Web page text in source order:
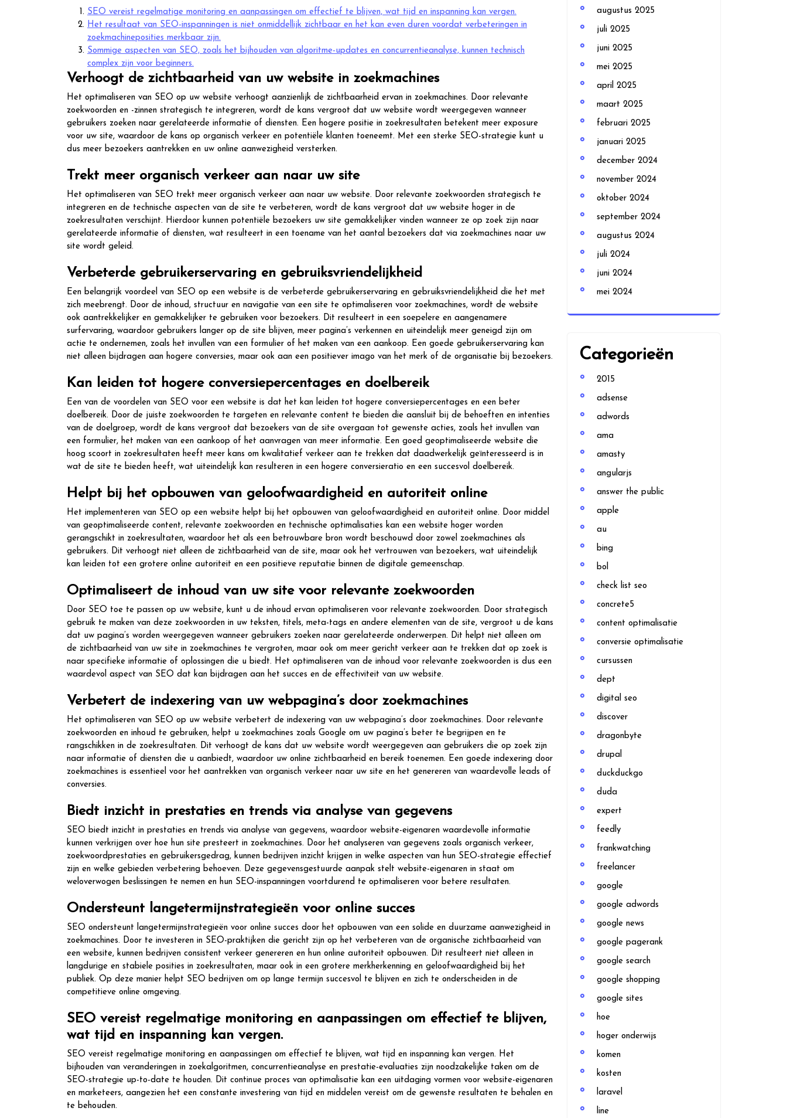
SEO vereist regelmatige monitoring en aanpassingen om effectief te blijven, wat tijd en inspanning kan vergen.
Het resultaat van SEO-inspanningen is niet onmiddellijk zichtbaar en het kan even duren voordat verbeteringen in
zoekmachineposities merkbaar zijn.
Sommige aspecten van SEO, zoals het bijhouden van algoritme-updates en concurrentieanalyse, kunnen technisch
complex zijn voor beginners.
Verhoogt de zichtbaarheid van uw website in zoekmachines
Het optimaliseren van SEO op uw website verhoogt aanzienlijk de zichtbaarheid ervan in zoekmachines. Door relevante
zoekwoorden en -zinnen strategisch te integreren, wordt de kans vergroot dat uw website wordt weergegeven wanneer
gebruikers zoeken naar gerelateerde informatie of diensten. Een hogere positie in zoekresultaten betekent meer exposure
voor uw site, waardoor de kans op organisch verkeer en potentiële klanten toeneemt. Met een sterke SEO-strategie kunt u
dus meer bezoekers aantrekken en uw online aanwezigheid versterken.
Trekt meer organisch verkeer aan naar uw site
Het optimaliseren van SEO trekt meer organisch verkeer aan naar uw website. Door relevante zoekwoorden strategisch te
integreren en de technische aspecten van de site te verbeteren, wordt de kans vergroot dat uw website hoger in de
zoekresultaten verschijnt. Hierdoor kunnen potentiële bezoekers uw site gemakkelijker vinden wanneer ze op zoek zijn naar
gerelateerde informatie of diensten, wat resulteert in een toename van het aantal bezoekers dat via zoekmachines naar uw
site wordt geleid.
Verbeterde gebruikerservaring en gebruiksvriendelijkheid
Een belangrijk voordeel van SEO op een website is de verbeterde gebruikerservaring en gebruiksvriendelijkheid die het met
zich meebrengt. Door de inhoud, structuur en navigatie van een site te optimaliseren voor zoekmachines, wordt de website
ook aantrekkelijker en gemakkelijker te gebruiken voor bezoekers. Dit resulteert in een soepelere en aangenamere
surfervaring, waardoor gebruikers langer op de site blijven, meer pagina’s verkennen en uiteindelijk meer geneigd zijn om
actie te ondernemen, zoals het invullen van een formulier of het maken van een aankoop. Een goede gebruikerservaring kan
niet alleen bijdragen aan hogere conversies, maar ook aan een positiever imago van het merk of de organisatie bij bezoekers.
Kan leiden tot hogere conversiepercentages en doelbereik
Een van de voordelen van SEO voor een website is dat het kan leiden tot hogere conversiepercentages en een beter
doelbereik. Door de juiste zoekwoorden te targeten en relevante content te bieden die aansluit bij de behoeften en intenties
van de doelgroep, wordt de kans vergroot dat bezoekers van de site overgaan tot gewenste acties, zoals het invullen van
een formulier, het maken van een aankoop of het aanvragen van meer informatie. Een goed geoptimaliseerde website die
hoog scoort in zoekresultaten heeft meer kans om kwalitatief verkeer aan te trekken dat daadwerkelijk geïnteresseerd is in
wat de site te bieden heeft, wat uiteindelijk kan resulteren in een hogere conversieratio en een succesvol doelbereik.
Helpt bij het opbouwen van geloofwaardigheid en autoriteit online
Het implementeren van SEO op een website helpt bij het opbouwen van geloofwaardigheid en autoriteit online. Door middel
van geoptimaliseerde content, relevante zoekwoorden en technische optimalisaties kan een website hoger worden
gerangschikt in zoekresultaten, waardoor het als een betrouwbare bron wordt beschouwd door zowel zoekmachines als
gebruikers. Dit verhoogt niet alleen de zichtbaarheid van de site, maar ook het vertrouwen van bezoekers, wat uiteindelijk
kan leiden tot een grotere online autoriteit en een positieve reputatie binnen de digitale gemeenschap.
Optimaliseert de inhoud van uw site voor relevante zoekwoorden
Door SEO toe te passen op uw website, kunt u de inhoud ervan optimaliseren voor relevante zoekwoorden. Door strategisch
gebruik te maken van deze zoekwoorden in uw teksten, titels, meta-tags en andere elementen van de site, vergroot u de kans
dat uw pagina’s worden weergegeven wanneer gebruikers zoeken naar gerelateerde onderwerpen. Dit helpt niet alleen om
de zichtbaarheid van uw site in zoekmachines te vergroten, maar ook om meer gericht verkeer aan te trekken dat op zoek is
naar specifieke informatie of oplossingen die u biedt. Het optimaliseren van de inhoud voor relevante zoekwoorden is dus een
waardevol aspect van SEO dat kan bijdragen aan het succes en de effectiviteit van uw website.
Verbetert de indexering van uw webpagina’s door zoekmachines
Het optimaliseren van SEO op uw website verbetert de indexering van uw webpagina’s door zoekmachines. Door relevante
zoekwoorden en inhoud te gebruiken, helpt u zoekmachines zoals Google om uw pagina’s beter te begrijpen en te
rangschikken in de zoekresultaten. Dit verhoogt de kans dat uw website wordt weergegeven aan gebruikers die op zoek zijn
naar informatie of diensten die u aanbiedt, waardoor uw online zichtbaarheid en bereik toenemen. Een goede indexering door
zoekmachines is essentieel voor het aantrekken van organisch verkeer naar uw site en het genereren van waardevolle leads of
conversies.
Biedt inzicht in prestaties en trends via analyse van gegevens
SEO biedt inzicht in prestaties en trends via analyse van gegevens, waardoor website-eigenaren waardevolle informatie
kunnen verkrijgen over hoe hun site presteert in zoekmachines. Door het analyseren van gegevens zoals organisch verkeer,
zoekwoordprestaties en gebruikersgedrag, kunnen bedrijven inzicht krijgen in welke aspecten van hun SEO-strategie effectief
zijn en welke gebieden verbetering behoeven. Deze gegevensgestuurde aanpak stelt website-eigenaren in staat om
weloverwogen beslissingen te nemen en hun SEO-inspanningen voortdurend te optimaliseren voor betere resultaten.
Ondersteunt langetermijnstrategieën voor online succes
SEO ondersteunt langetermijnstrategieën voor online succes door het opbouwen van een solide en duurzame aanwezigheid in
zoekmachines. Door te investeren in SEO-praktijken die gericht zijn op het verbeteren van de organische zichtbaarheid van
een website, kunnen bedrijven consistent verkeer genereren en hun online autoriteit opbouwen. Dit resulteert niet alleen in
langdurige en stabiele posities in zoekresultaten, maar ook in een grotere merkherkenning en geloofwaardigheid bij het
publiek. Op deze manier helpt SEO bedrijven om op lange termijn succesvol te blijven en zich te onderscheiden in de
competitieve online omgeving.
SEO vereist regelmatige monitoring en aanpassingen om effectief te blijven,
wat tijd en inspanning kan vergen.
SEO vereist regelmatige monitoring en aanpassingen om effectief te blijven, wat tijd en inspanning kan vergen. Het
bijhouden van veranderingen in zoekalgoritmen, concurrentieanalyse en prestatie-evaluaties zijn noodzakelijke taken om de
SEO-strategie up-to-date te houden. Dit continue proces van optimalisatie kan een uitdaging vormen voor website-eigenaren
en marketeers, aangezien het een constante investering van tijd en middelen vereist om de gewenste resultaten te behalen en
te behouden.
augustus 2025
juli 2025
juni 2025
mei 2025
april 2025
maart 2025
februari 2025
januari 2025
december 2024
november 2024
oktober 2024
september 2024
augustus 2024
juli 2024
juni 2024
mei 2024
Categorieën
2015
adsense
adwords
ama
amasty
angularjs
answer the public
apple
au
bing
bol
check list seo
concrete5
content optimalisatie
conversie optimalisatie
cursussen
dept
digital seo
discover
dragonbyte
drupal
duckduckgo
duda
expert
feedly
frankwatching
freelancer
google
google adwords
google news
google pagerank
google search
google shopping
google sites
hoe
hoger onderwijs
komen
kosten
laravel
line